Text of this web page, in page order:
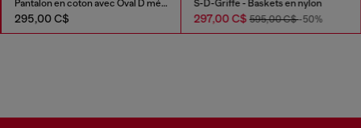
Pantalon en coton avec Oval D métallique
295,00 C$
S-D-Griffe - Baskets en nylon
297,00 C$595,00 C$-50%